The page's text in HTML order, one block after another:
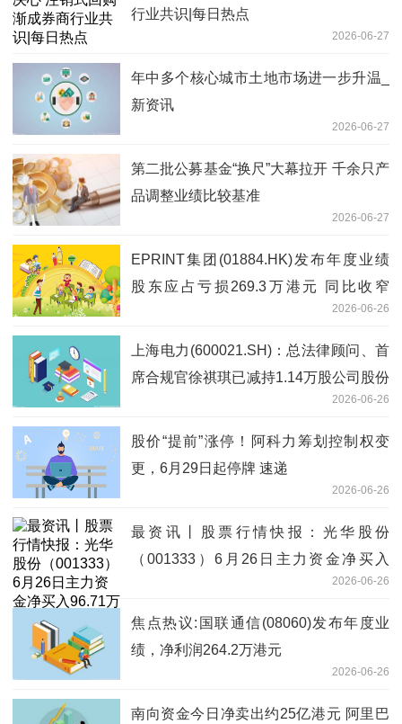
行业共识|每日热点
2026-06-27
年中多个核心城市土地市场进一步升温_
新资讯
2026-06-27
第二批公募基金“换尺”大幕拉开 千余只产
品调整业绩比较基准
2026-06-27
EPRINT集团(01884.HK)发布年度业绩
股东应占亏损269.3万港元 同比收窄
2026-06-26
上海电力(600021.SH)：总法律顾问、首
席合规官徐祺琪已减持1.14万股公司股份
2026-06-26
股价“提前”涨停！阿科力筹划控制权变
更，6月29日起停牌 速递
2026-06-26
最资讯丨股票行情快报：光华股份
（001333）6月26日主力资金净买入
2026-06-26
焦点热议:国联通信(08060)发布年度业
绩，净利润264.2万港元
2026-06-26
南向资金今日净卖出约25亿港元 阿里巴